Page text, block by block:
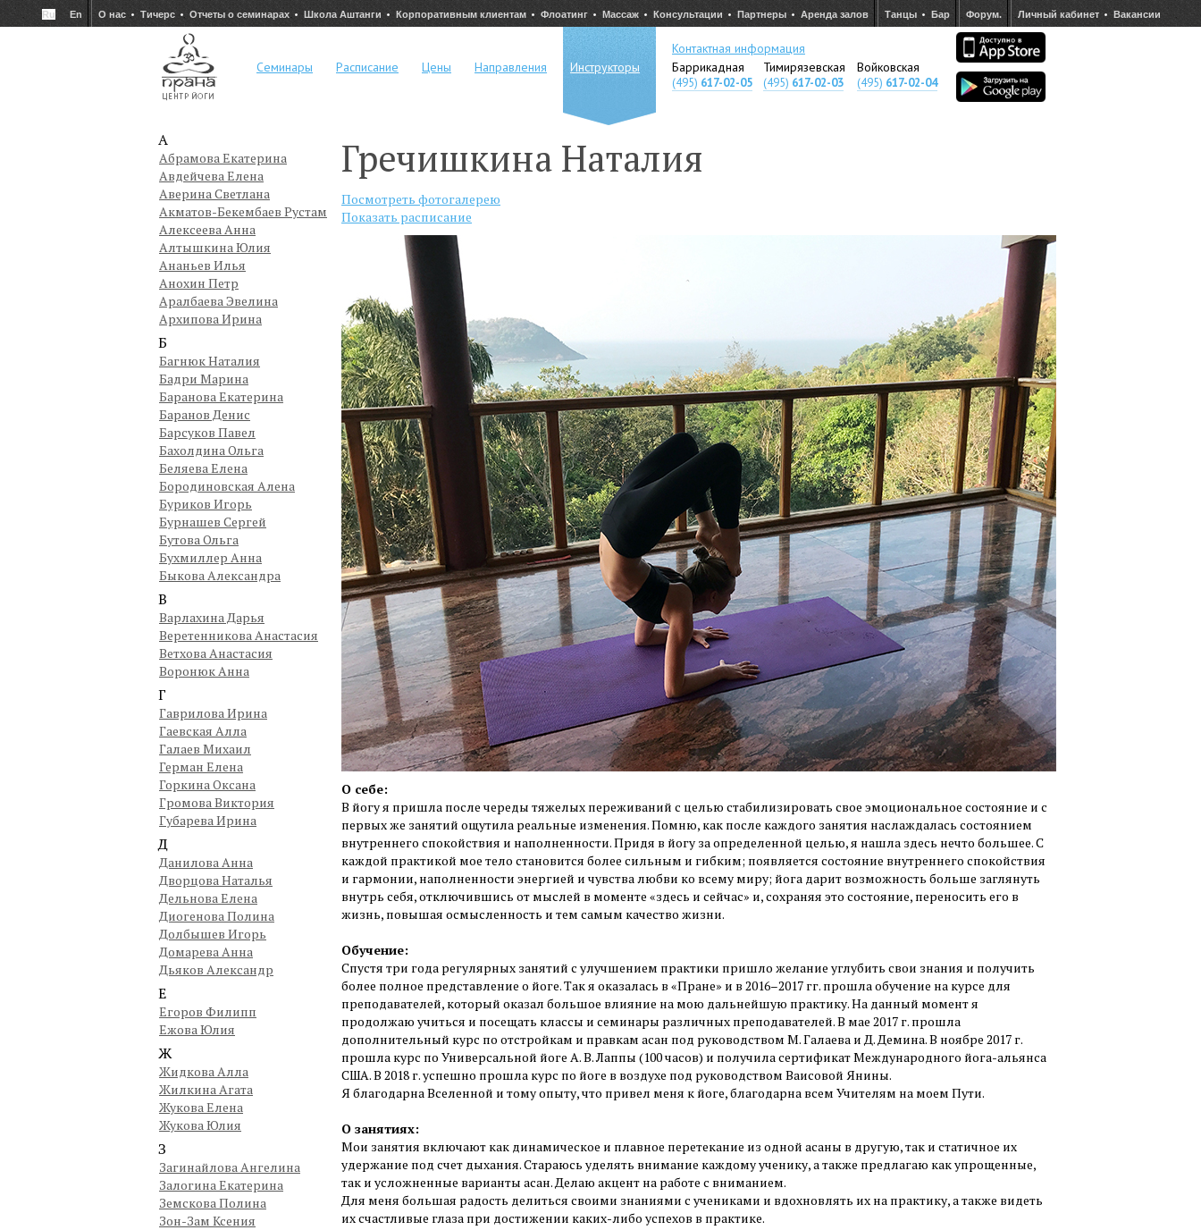
Ru En О нас Тичерс Отчеты о семинарах Школа Аштанги Корпоративным клиентам Флоатинг Массаж Консультации Партнеры Аренда залов Танцы Бар Форум. Личный кабинет Вакансии
Семинары Расписание Цены Направления Инструкторы
Контактная информация
Баррикадная
Тимирязевская Войковская
(495) 617-02-05 (495) 617-02-03 (495) 617-02-04
А
Абрамова Екатерина
Авдейчева Елена
Аверина Светлана
Акматов-Бекембаев Рустам
Алексеева Анна
Алтышкина Юлия
Ананьев Илья
Анохин Петр
Аралбаева Эвелина
Архипова Ирина
Б
Багнюк Наталия
Бадри Марина
Баранова Екатерина
Баранов Денис
Барсуков Павел
Бахолдина Ольга
Беляева Елена
Бородиновская Алена
Буриков Игорь
Бурнашев Сергей
Бутова Ольга
Бухмиллер Анна
Быкова Александра
В
Варлахина Дарья
Веретенникова Анастасия
Ветхова Анастасия
Воронюк Анна
Г
Гаврилова Ирина
Гаевская Алла
Галаев Михаил
Герман Елена
Горкина Оксана
Громова Виктория
Губарева Ирина
Д
Данилова Анна
Дворцова Наталья
Дельнова Елена
Диогенова Полина
Долбышев Игорь
Домарева Анна
Дьяков Александр
Е
Егоров Филипп
Ежова Юлия
Ж
Жидкова Алла
Жилкина Агата
Жукова Елена
Жукова Юлия
З
Загинайлова Ангелина
Залогина Екатерина
Земскова Полина
Зон-Зам Ксения
Гречишкина Наталия
Посмотреть фотогалерею
Показать расписание
О себе:
В йогу я пришла после череды тяжелых переживаний с целью стабилизировать свое эмоциональное состояние и с
первых же занятий ощутила реальные изменения. Помню, как после каждого занятия наслаждалась состоянием
внутреннего спокойствия и наполненности. Придя в йогу за определенной целью, я нашла здесь нечто большее. С
каждой практикой мое тело становится более сильным и гибким; появляется состояние внутреннего спокойствия
и гармонии, наполненности энергией и чувства любви ко всему миру; йога дарит возможность больше заглянуть
внутрь себя, отключившись от мыслей в моменте «здесь и сейчас» и, сохраняя это состояние, переносить его в
жизнь, повышая осмысленность и тем самым качество жизни.
Обучение:
Спустя три года регулярных занятий с улучшением практики пришло желание углубить свои знания и получить
более полное представление о йоге. Так я оказалась в «Пране» и в 2016–2017 гг. прошла обучение на курсе для
преподавателей, который оказал большое влияние на мою дальнейшую практику. На данный момент я
продолжаю учиться и посещать классы и семинары различных преподавателей. В мае 2017 г. прошла
дополнительный курс по отстройкам и правкам асан под руководством М. Галаева и Д. Демина. В ноябре 2017 г.
прошла курс по Универсальной йоге А. В. Лаппы (100 часов) и получила сертификат Международного йога-альянса
США. В 2018 г. успешно прошла курс по йоге в воздухе под руководством Ваисовой Янины.
Я благодарна Вселенной и тому опыту, что привел меня к йоге, благодарна всем Учителям на моем Пути.
О занятиях:
Мои занятия включают как динамическое и плавное перетекание из одной асаны в другую, так и статичное их
удержание под счет дыхания. Стараюсь уделять внимание каждому ученику, а также предлагаю как упрощенные,
так и усложненные варианты асан. Делаю акцент на работе с вниманием.
Для меня большая радость делиться своими знаниями с учениками и вдохновлять их на практику, а также видеть
их счастливые глаза при достижении каких-либо успехов в практике.